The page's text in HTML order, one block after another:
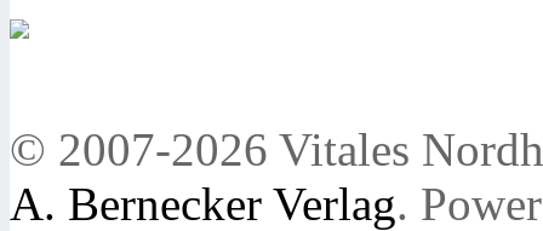
© 2007-2026 Vitales
A. Bernecker Verlag.